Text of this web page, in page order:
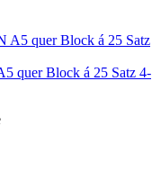
quer Block á 25 Satz 4-